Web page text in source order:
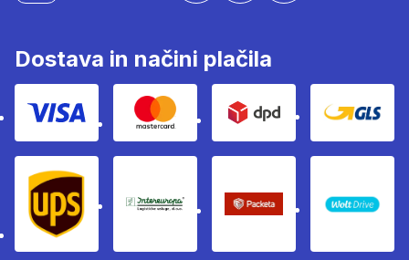
Dostava in načini plačila
Visa Mastercard Dpd Gls
Ups Intereuropa Packeta Sledenje
WOLT